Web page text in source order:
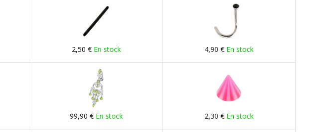
2,50 € En stock 4,90 € En stock
99,90 € En stock 2,30 € En stock